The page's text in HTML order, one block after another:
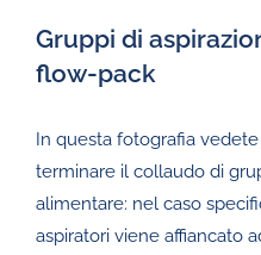
Gruppi di
flow-pack
In questa fotografia
terminare il collaudo di
alimentare: nel caso
aspiratori viene affiancato